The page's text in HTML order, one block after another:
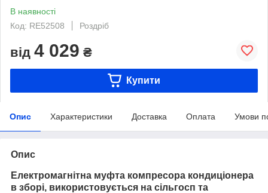
В наявності
Код: RE52508
Роздріб
від 4 029 ₴
Купити
Опис Характеристики Доставка Оплата Умови
Опис
Електромагнітна муфта компресора кондиціонера
в зборі, використовується на сільгосп та